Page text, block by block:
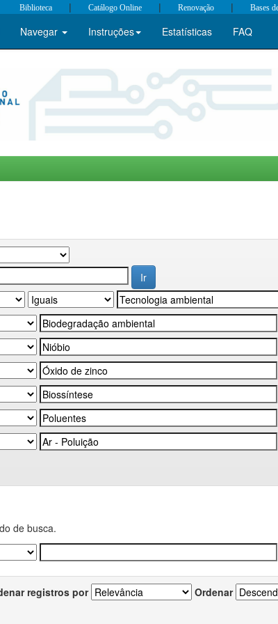
Biblioteca | Catálogo Online | Renovação | Bases
Navegar Instruções Estatísticas FAQ
de busca.
registros por Ordenar